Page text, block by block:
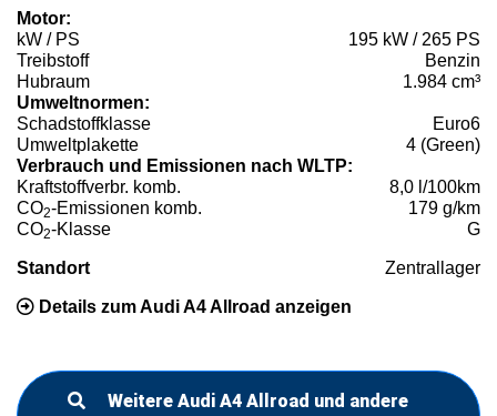
Motor:
kW / PS
195 kW / 265 PS
Treibstoff
Benzin
Hubraum
1.984 cm³
Umweltnormen:
Schadstoffklasse
Euro6
Umweltplakette
4 (Green)
Verbrauch und Emissionen nach WLTP:
Kraftstoffverbr. komb.
8,0 l/100km
CO2-Emissionen komb.
179 g/km
CO2-Klasse G
Standort Zentrallager
Details zum Audi A4 Allroad anzeigen
Weitere Audi A4 Allroad und andere